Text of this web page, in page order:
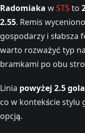
Radomiaka wSTS to
2.55. Remis
gospodarzy i słabsza
warto rozważyć typ
bramkami po obu
Linia powyżej 2.5 gola
co w kontekście stylu
opcją.